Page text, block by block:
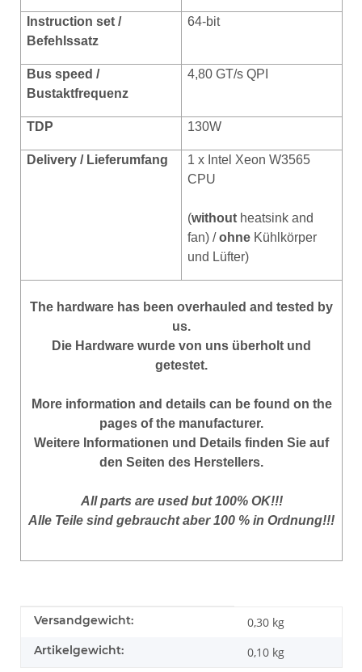
Instruction set /
Befehlssatz
64-bit
Bus speed /
Bustaktfrequenz
4,80 GT/s QPI
TDP 130W
Delivery / Lieferumfang
1 x Intel Xeon W3565
CPU
(without heatsink and
fan) /ohne Kühlkörper
und Lüfter)
The hardware has been overhauled and tested by
us.
Die Hardware wurde von uns überholt und
getestet.
More information and details can be found on the
pages of the manufacturer.
Weitere Informationen und Details finden Sie auf
den Seiten des Herstellers.
All parts are used but 100% OK!!!
Alle Teile sind gebraucht aber 100 % in Ordnung!!!
Produkteigenschaft
Wert
Versandgewicht: 0,30 kg
Artikelgewicht: 0,10 kg